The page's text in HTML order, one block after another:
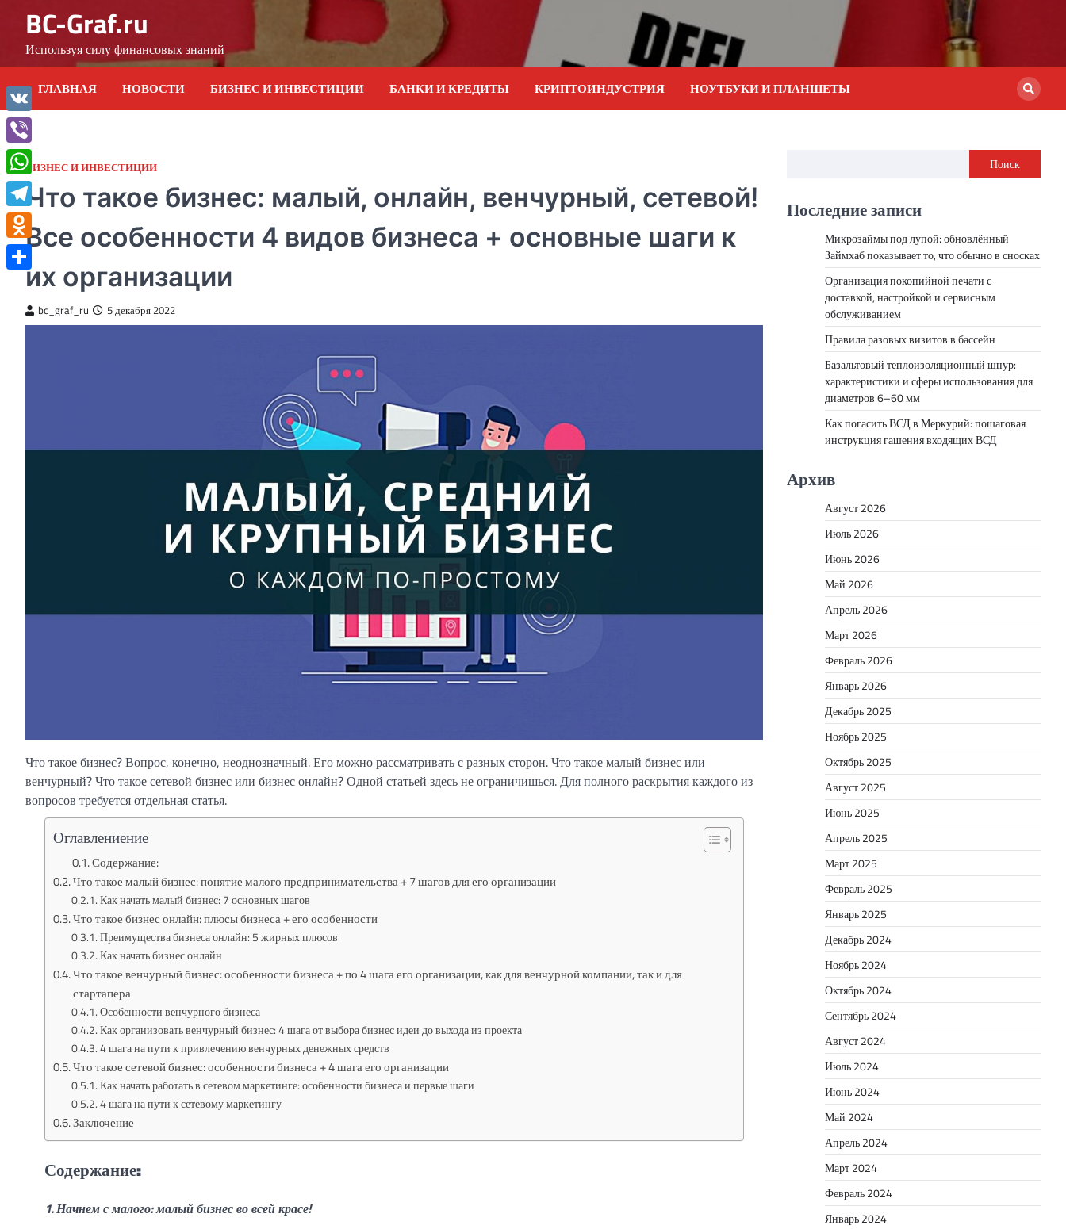
content
BC-Graf.ru
Используя силу финансовых знаний
ГЛАВНАЯ НОВОСТИ БИЗНЕС И ИНВЕСТИЦИИ БАНКИ И КРЕДИТЫ КРИПТОИНДУСТРИЯ НОУТБУКИ И ПЛАНШЕТЫ
БИЗНЕС И ИНВЕСТИЦИИ
Что такое бизнес: малый, онлайн, венчурный, сетевой!
Все особенности 4 видов бизнеса + основные шаги к
их организации
bc_graf_ru 5 декабря 2022
Что такое бизнес? Вопрос, конечно, неоднозначный. Его можно рассматривать с разных сторон. Что такое малый бизнес или
венчурный? Что такое сетевой бизнес или бизнес онлайн? Одной статьей здесь не ограничишься. Для полного раскрытия каждого из
вопросов требуется отдельная статья.
Оглавлениение
Содержание:
Что такое малый бизнес: понятие малого предпринимательства + 7 шагов для его организации
Как начать малый бизнес: 7 основных шагов
Что такое бизнес онлайн: плюсы бизнеса + его особенности
Преимущества бизнеса онлайн: 5 жирных плюсов
Как начать бизнес онлайн
Что такое венчурный бизнес: особенности бизнеса + по 4 шага его организации, как для венчурной компании, так и для
стартапера
Особенности венчурного бизнеса
Как организовать венчурный бизнес: 4 шага от выбора бизнес идеи до выхода из проекта
4 шага на пути к привлечению венчурных денежных средств
Что такое сетевой бизнес: особенности бизнеса + 4 шага его организации
Как начать работать в сетевом маркетинге: особенности бизнеса и первые шаги
4 шага на пути к сетевому маркетингу
Заключение
Содержание:
1. Начнем с малого: малый бизнес во всей красе!
Поиск
Последние записи
Микрозаймы под лупой: обновлённый
Займхаб показывает то, что обычно в сносках
Организация покопийной печати с
доставкой, настройкой и сервисным
обслуживанием
Правила разовых визитов в бассейн
Базальтовый теплоизоляционный шнур:
характеристики и сферы использования для
диаметров 6–60 мм
Как погасить ВСД в Меркурий: пошаговая
инструкция гашения входящих ВСД
Архив
Август 2026
Июль 2026
Июнь 2026
Май 2026
Апрель 2026
Март 2026
Февраль 2026
Январь 2026
Декабрь 2025
Ноябрь 2025
Октябрь 2025
Август 2025
Июнь 2025
Апрель 2025
Март 2025
Февраль 2025
Январь 2025
Декабрь 2024
Ноябрь 2024
Октябрь 2024
Сентябрь 2024
Август 2024
Июль 2024
Июнь 2024
Май 2024
Апрель 2024
Март 2024
Февраль 2024
Январь 2024
VK
Viber
WhatsApp
Telegram
Odnoklassniki
Отправить